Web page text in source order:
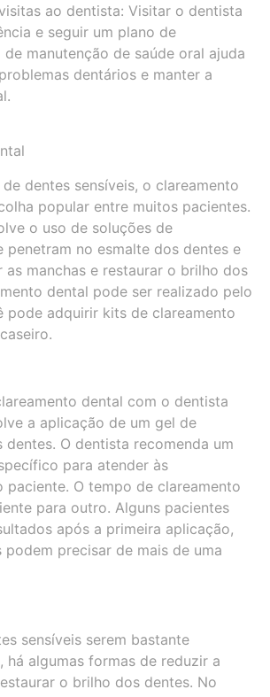
ao dentista: Visitar o dentista
e seguir um plano de
manutenção de saúde oral ajuda
dentários e manter a
dentes sensíveis, o clareamento
popular entre muitos pacientes.
o uso de soluções de
penetram no esmalte dos dentes e
as manchas e restaurar o brilho dos
dental pode ser realizado pelo
pode adquirir kits de clareamento
dental com o dentista
a aplicação de um gel de
dentes. O dentista recomenda um
para atender às
paciente. O tempo de clareamento
para outro. Alguns pacientes
após a primeira aplicação,
precisar de mais de uma
sensíveis serem bastante
há algumas formas de reduzir a
o brilho dos dentes. No